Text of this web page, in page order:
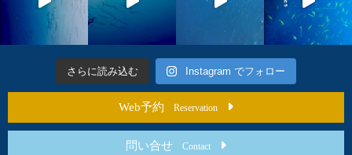
さらに読み込む Instagram でフォロー
Web予約 Reservation
問い合せ Contact